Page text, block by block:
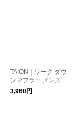
TAION｜ワーク ダウ
ンマフラー メンズ レ
ディース ユニセック
ス taion-201wk
3,960円